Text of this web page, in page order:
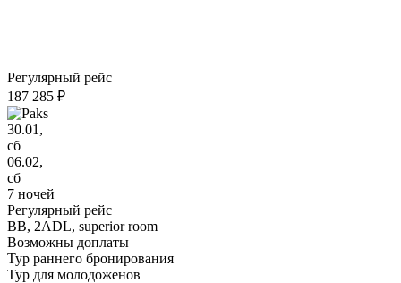
Регулярный рейс
187 285 ₽
30.01,
сб
06.02,
сб
7 ночей
Регулярный рейс
BB, 2ADL, superior room
Возможны доплаты
Тур раннего бронирования
Тур для молодоженов